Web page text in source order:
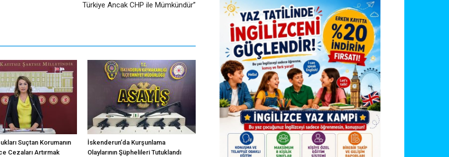
Türkiye Ancak CHP ile Mümkündür”
Suçtan Korumanın
Cezaları Artırmak
İskenderun’da Kurşunlama
Olaylarının Şüphelileri Tutuklandı